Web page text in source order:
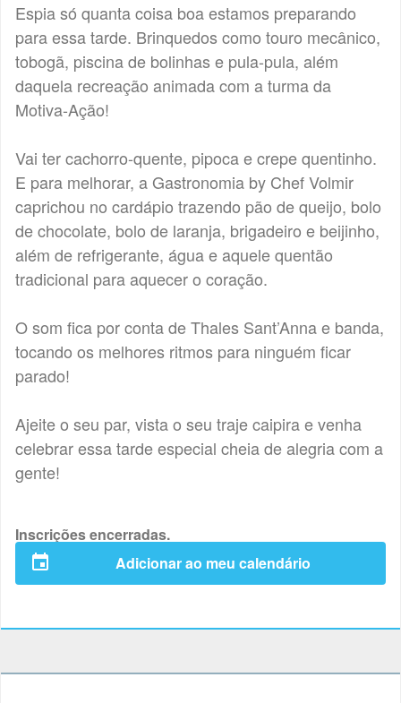
Espia só quanta coisa boa estamos preparando
para essa tarde. Brinquedos como touro mecânico,
tobogã, piscina de bolinhas e pula-pula, além
daquela recreação animada com a turma da
Motiva-Ação!
Vai ter cachorro-quente, pipoca e crepe quentinho.
E para melhorar, a Gastronomia by Chef Volmir
caprichou no cardápio trazendo pão de queijo, bolo
de chocolate, bolo de laranja, brigadeiro e beijinho,
além de refrigerante, água e aquele quentão
tradicional para aquecer o coração.
O som fica por conta de Thales Sant’Anna e banda,
tocando os melhores ritmos para ninguém ficar
parado!
Ajeite o seu par, vista o seu traje caipira e venha
celebrar essa tarde especial cheia de alegria com a
gente!
Inscrições encerradas.
Adicionar ao meu calendário